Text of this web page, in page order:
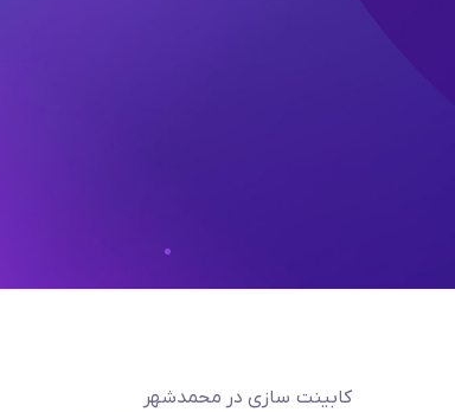
کابینت سازی در محمدشهر